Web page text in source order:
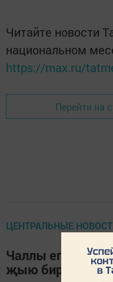
Читайте новости
национальном
https://max.ru/
Перейти на
ЦЕНТРАЛЬНЫЕ
Чаллы егете
җыю биремен